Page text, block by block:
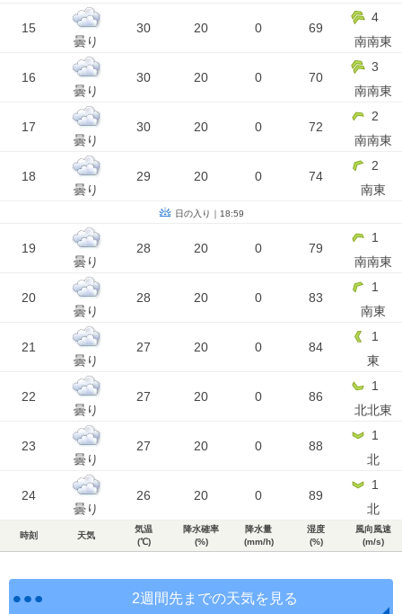
15
曇り
30 20 0 69
4
南南東
16
曇り
30 20 0 70
3
南南東
17
曇り
30 20 0 72
2
南南東
18
曇り
29 20 0 74
2
南東
日の入り｜18:59
19
曇り
28 20 0 79
1
南南東
20
曇り
28 20 0 83
1
南東
21
曇り
27 20 0 84
1
東
22
曇り
27 20 0 86
1
北北東
23
曇り
27 20 0 88
1
北
24
曇り
26 20 0 89
1
北
時刻 天気
気温
(℃)
降水確率
(%)
降水量
(mm/h)
湿度
(%)
風向風速
(m/s)
2週間先までの天気を見る